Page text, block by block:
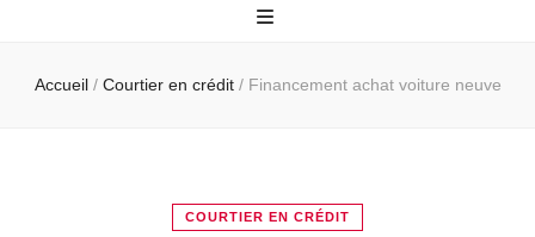
Accueil / Courtier en crédit / Financement achat voiture neuve
COURTIER EN CRÉDIT